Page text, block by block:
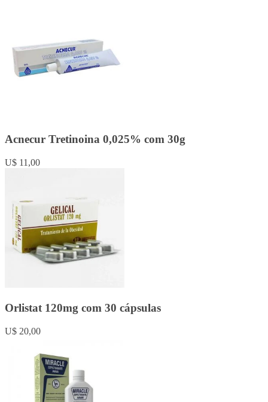
Acnecur Tretinoina 0,025% com 30g
U$ 11,00
Orlistat 120mg com 30 cápsulas
U$ 20,00